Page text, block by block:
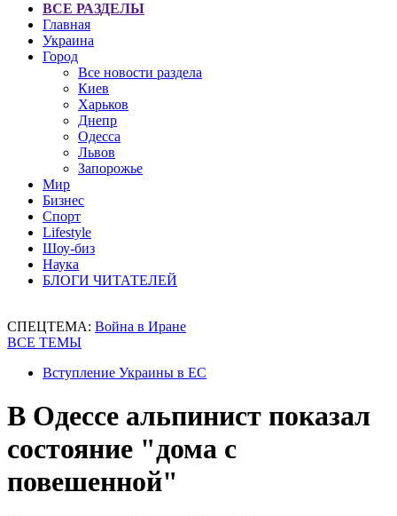
ВСЕ РАЗДЕЛЫ
Главная
Украина
Город
Все новости раздела
Киев
Харьков
Днепр
Одесса
Львов
Запорожье
Мир
Бизнес
Спорт
Lifestyle
Шоу-биз
Наука
БЛОГИ ЧИТАТЕЛЕЙ
СПЕЦТЕМА: Война в Иране
ВСЕ ТЕМЫ
Вступление Украины в ЕС
В Одессе альпинист показал
состояние "дома с
повешенной"